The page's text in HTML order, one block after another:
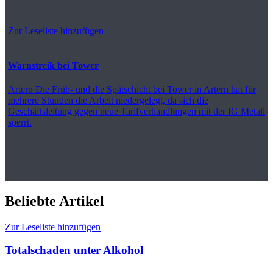
Zur Leseliste hinzufügen
Warnstreik bei Tower
Artern Die Früh- und die Spätschicht bei Tower in Artern hat für
mehrere Stunden die Arbeit niedergelegt, da sich die
Geschäftsleitung gegen neue Tarifverhandlungen mit der IG Metall
sperrt.
Beliebte Artikel
Zur Leseliste hinzufügen
Totalschaden unter Alkohol